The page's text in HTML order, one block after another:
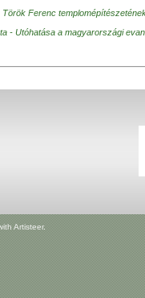
Ferenc
- Utóhatása a magyarországi
Artisteer.